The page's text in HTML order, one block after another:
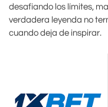
desafiando los límites,
verdadera leyenda no
cuando deja de inspirar.